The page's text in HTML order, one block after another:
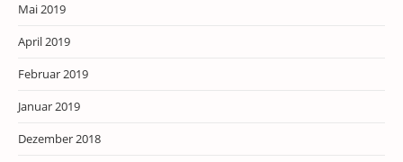
Mai 2019
April 2019
Februar 2019
Januar 2019
Dezember 2018